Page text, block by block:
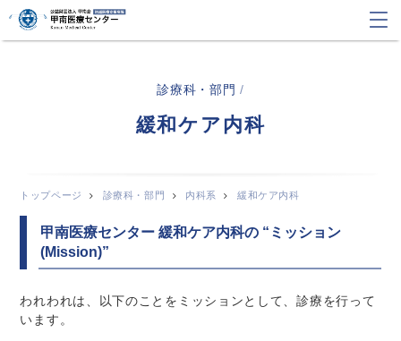
診療科・部門 /
緩和ケア内科
トップページ 診療科・部門 内科系 緩和ケア内科
甲南医療センター 緩和ケア内科の “ミッション
(Mission)”
われわれは、以下のことをミッションとして、診療を行って
います。